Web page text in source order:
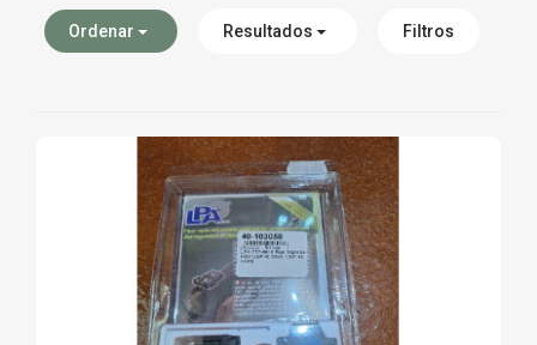
Ordenar Resultados Filtros